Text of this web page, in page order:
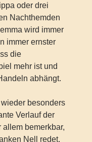
oder drei
Nachthemden
wird immer
immer ernster
die
mehr ist und
abhängt.
wieder besonders
Verlauf der
bemerkbar,
Nell redet,